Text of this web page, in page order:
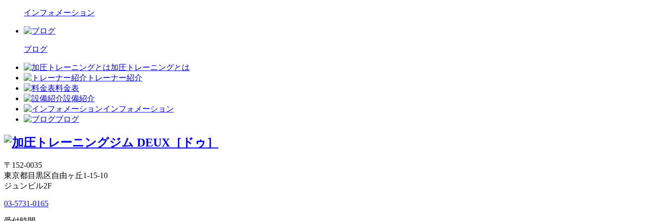
インフォメーション
ブログ
加圧トレーニングとは
トレーナー紹介
料金表
設備紹介
インフォメーション
ブログ
〒152-0035
東京都目黒区自由ヶ丘1-15-10
ジュンビル2F
03-5731-0165